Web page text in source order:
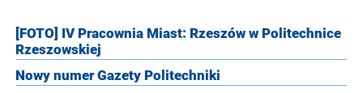
[FOTO] IV Pracownia Miast: Rzeszów w Politechnice
Rzeszowskiej
Nowy numer Gazety Politechniki